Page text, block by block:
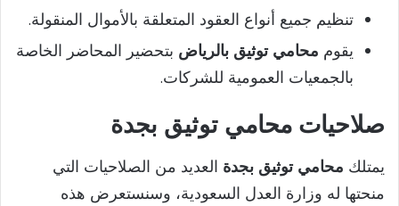
تنظيم جميع أنواع العقود المتعلقة بالأموال المنقولة.
يقوم محامي توثيق بالرياض بتحضير المحاضر الخاصة
بالجمعيات العمومية للشركات.
صلاحيات محامي توثيق بجدة
يمتلك محامي توثيق بجدة العديد من الصلاحيات التي
منحتها له وزارة العدل السعودية، وسنستعرض هذه